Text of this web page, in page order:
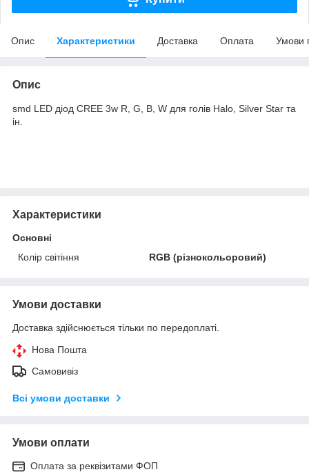
Опис Характеристики Доставка Оплата Умови
Опис
smd LED діод CREE 3w R, G, B, W для голів Halo, Silver Star та
ін.
Характеристики
Основні
Колір світіння
RGB (різнокольоровий)
Умови доставки
Доставка здійснюється тільки по передоплаті.
Нова Пошта
Самовивіз
Всі умови доставки
Умови оплати
Оплата за реквізитами ФОП